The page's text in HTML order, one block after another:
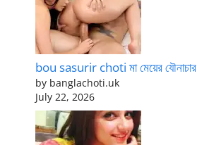
bou sasurir choti মা মেয়ের যৌনাচার
by banglachoti.uk
July 22, 2026